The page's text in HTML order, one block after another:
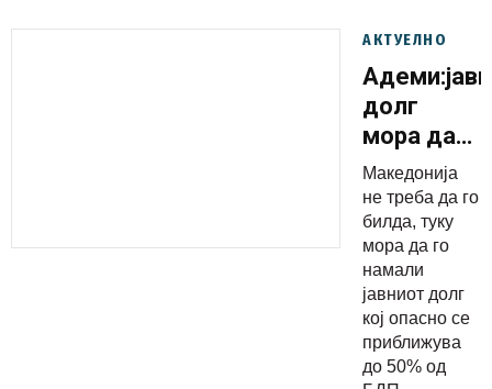
АКТУЕЛНО
долг
мора да
се намали
Македонија
не треба да го
билда, туку
мора да го
намали
јавниот долг
кој опасно се
приближува
до 50% од